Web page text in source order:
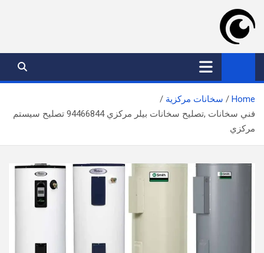
content
موقع عدسة الكويت
افضل خدمات بالكويت
Home
سخانات مركزية
فني سخانات ,تصليح سخانات بيلر مركزي 94466844 تصليح سيستم
مركزي